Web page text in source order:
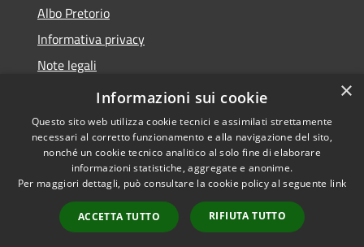
Albo Pretorio
Informativa privacy
Note legali
Dichiarazione di accessibilità
Accessibilità
Copyright © 2026 • Comune di
Bussi sul Tirino • Powered by
Municipium•
Accesso
redazione
×
Informazioni sui cookie
Questo sito web utilizza cookie tecnici e assimilati strettamente
necessari al corretto funzionamento e alla navigazione del sito,
nonché un cookie tecnico analitico al solo fine di elaborare
informazioni statistiche, aggregate e anonime.
Per maggiori dettagli, può consultare la cookie policy al seguente link
ACCETTA TUTTO RIFIUTA TUTTO